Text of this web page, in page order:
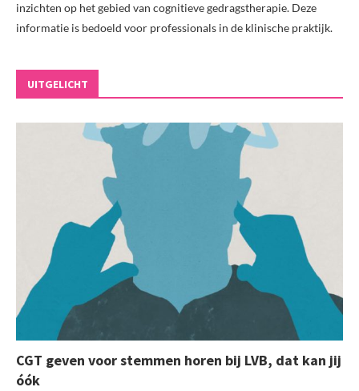
inzichten op het gebied van cognitieve gedragstherapie. Deze
informatie is bedoeld voor professionals in de klinische praktijk.
UITGELICHT
CGT geven voor stemmen horen bij LVB, dat kan jij
óók